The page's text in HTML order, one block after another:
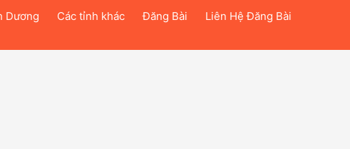
Dương Các tỉnh khác Đăng Bài Liên Hệ Đăng Bài